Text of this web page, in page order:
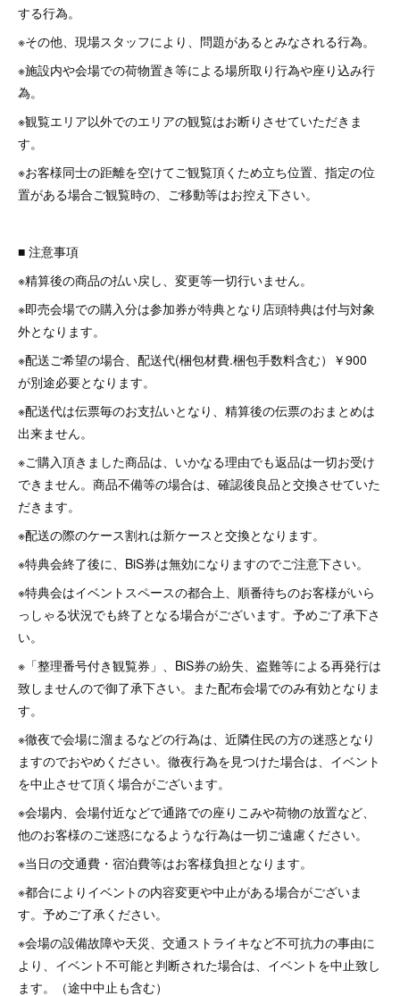
する行為。
※その他、現場スタッフにより、問題があるとみなされる行為。
※施設内や会場での荷物置き等による場所取り行為や座り込み行
為。
※観覧エリア以外でのエリアの観覧はお断りさせていただきま
す。
※お客様同士の距離を空けてご観覧頂くため立ち位置、指定の位
置がある場合ご観覧時の、ご移動等はお控え下さい。
■ 注意事項
※精算後の商品の払い戻し、変更等一切行いません。
※即売会場での購入分は参加券が特典となり店頭特典は付与対象
外となります。
※配送ご希望の場合、配送代(梱包材費.梱包手数料含む）￥900
が別途必要となります。
※配送代は伝票毎のお支払いとなり、精算後の伝票のおまとめは
出来ません。
※ご購入頂きました商品は、いかなる理由でも返品は一切お受け
できません。商品不備等の場合は、確認後良品と交換させていた
だきます。
※配送の際のケース割れは新ケースと交換となります。
※特典会終了後に、BiS券は無効になりますのでご注意下さい。
※特典会はイベントスペースの都合上、順番待ちのお客様がいら
っしゃる状況でも終了となる場合がございます。予めご了承下さ
い。
※「整理番号付き観覧券」、BiS券の紛失、盗難等による再発行は
致しませんので御了承下さい。また配布会場でのみ有効となりま
す。
※徹夜で会場に溜まるなどの行為は、近隣住民の方の迷惑となり
ますのでおやめください。徹夜行為を見つけた場合は、イベント
を中止させて頂く場合がございます。
※会場内、会場付近などで通路での座りこみや荷物の放置など、
他のお客様のご迷惑になるような行為は一切ご遠慮ください。
※当日の交通費・宿泊費等はお客様負担となります。
※都合によりイベントの内容変更や中止がある場合がございま
す。予めご了承ください。
※会場の設備故障や天災、交通ストライキなど不可抗力の事由に
より、イベント不可能と判断された場合は、イベントを中止致し
ます。（途中中止も含む）